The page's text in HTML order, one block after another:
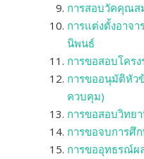
การสอบวัคคุณส
การแต่งตั้งอาจ
นิพนธ์
การขอสอบโคร
การขออนุมัติหัว
ควบคุม)
การขอสอบวิทย
การขอจบการ
การขออุทธรณ์ผ